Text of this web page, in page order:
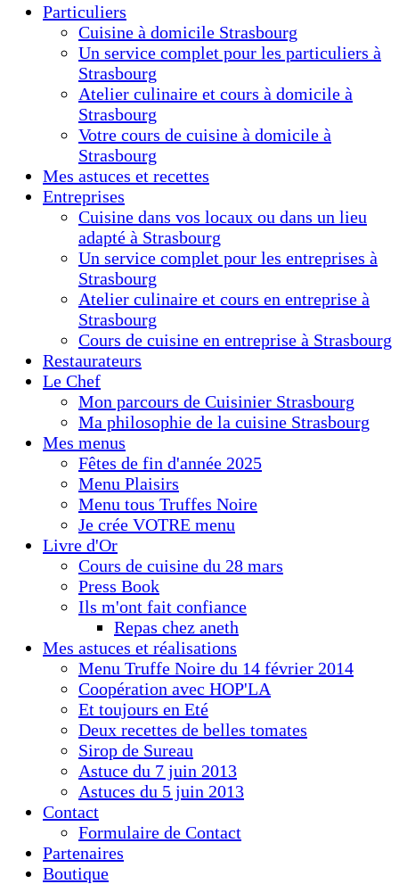
Particuliers
Cuisine à domicile Strasbourg
Un service complet pour les particuliers à
Strasbourg
Atelier culinaire et cours à domicile à
Strasbourg
Votre cours de cuisine à domicile à
Strasbourg
Mes astuces et recettes
Entreprises
Cuisine dans vos locaux ou dans un lieu
adapté à Strasbourg
Un service complet pour les entreprises à
Strasbourg
Atelier culinaire et cours en entreprise à
Strasbourg
Cours de cuisine en entreprise à Strasbourg
Restaurateurs
Le Chef
Mon parcours de Cuisinier Strasbourg
Ma philosophie de la cuisine Strasbourg
Mes menus
Fêtes de fin d'année 2025
Menu Plaisirs
Menu tous Truffes Noire
Je crée VOTRE menu
Livre d'Or
Cours de cuisine du 28 mars
Press Book
Ils m'ont fait confiance
Repas chez aneth
Mes astuces et réalisations
Menu Truffe Noire du 14 février 2014
Coopération avec HOP'LA
Et toujours en Eté
Deux recettes de belles tomates
Sirop de Sureau
Astuce du 7 juin 2013
Astuces du 5 juin 2013
Contact
Formulaire de Contact
Partenaires
Boutique